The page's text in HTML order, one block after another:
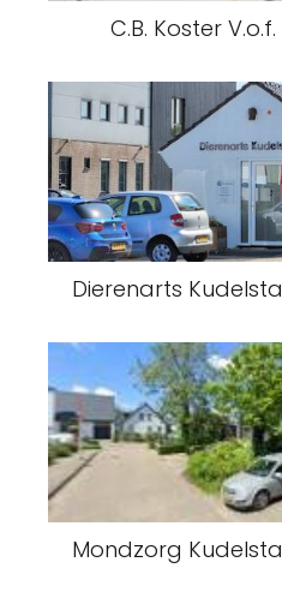
C.B. Koster
Dierenarts
Mondzorg